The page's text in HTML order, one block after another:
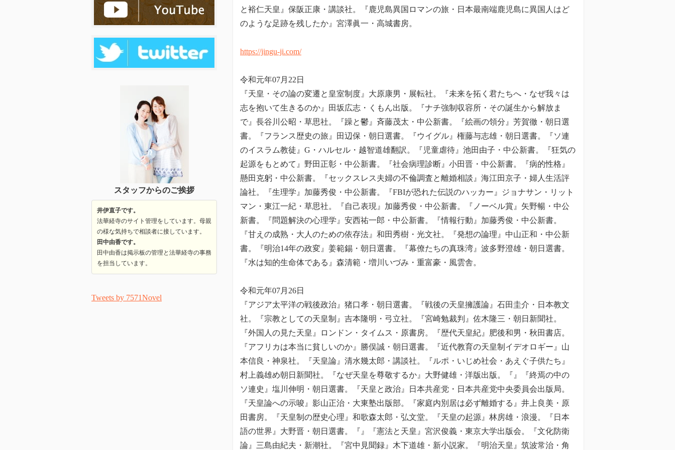
と裕仁天皇』保阪正康・講談社。『鹿児島異国ロマンの旅・日本最南端鹿児島に異国人はど
のような足跡を残したか』宮澤眞一・高城書房。
https://jingu-ji.com/
令和元年07月22日
『天皇・その論の変遷と皇室制度』大原康男・展転社。『未来を拓く君たちへ・なぜ我々は
志を抱いて生きるのか』田坂広志・くもん出版。『ナチ強制収容所・その誕生から解放ま
で』長谷川公昭・草思社。『躁と鬱』斉藤茂太・中公新書。『絵画の領分』芳賀徹・朝日選
書。『フランス歴史の旅』田辺保・朝日選書。『ウイグル』権藤与志雄・朝日選書。『ソ連
のイスラム教徒』G・ハルセル・越智道雄翻訳。『児童虐待』池田由子・中公新書。『狂気の
起源をもとめて』野田正彰・中公新書。『社会病理診断』小田晋・中公新書。『病的性格』
懸田克躬・中公新書。『セックスレス夫婦の不倫調査と離婚相談』海江田京子・婦人生活評
論社。『生理学』加藤秀俊・中公新書。『FBIが恐れた伝説のハッカー』ジョナサン・リット
マン・東江一紀・草思社。『自己表現』加藤秀俊・中公新書。『ノーベル賞』矢野暢・中公
新書。『問題解決の心理学』安西祐一郎・中公新書。『情報行動』加藤秀俊・中公新書。
『甘えの成熟・大人のための依存法』和田秀樹・光文社。『発想の論理』中山正和・中公新
書。『明治14年の政変』姜範錫・朝日選書。『幕僚たちの真珠湾』波多野澄雄・朝日選書。
『水は知的生命体である』森清範・増川いづみ・重富豪・風雲舎。
令和元年07月26日
『アジア太平洋の戦後政治』猪口孝・朝日選書。『戦後の天皇擁護論』石田圭介・日本教文
社。『宗教としての天皇制』吉本隆明・弓立社。『宮崎勉裁判』佐木隆三・朝日新聞社。
『外国人の見た天皇』ロンドン・タイムス・原書房。『歴代天皇紀』肥後和男・秋田書店。
『アフリカは本当に貧しいのか』勝俣誠・朝日選書。『近代教育の天皇制イデオロギー』山
本信良・神泉社。『天皇論』清水幾太郎・講談社。『ルポ・いじめ社会・あえぐ子供たち』
村上義雄め朝日新聞社。『なぜ天皇を尊敬するか』大野健雄・洋版出版。『』『終焉の中の
ソ連史』塩川伸明・朝日選書。『天皇と政治』日本共産党・日本共産党中央委員会出版局。
『天皇論への示唆』影山正治・大東塾出版部。『家庭内別居は必ず離婚する』井上良美・原
田書房。『天皇制の歴史心理』和歌森太郎・弘文堂。『天皇の起源』林房雄・浪漫。『日本
語の世界』大野晋・朝日選書。『』『憲法と天皇』宮沢俊義・東京大学出版会。『文化防衛
論』三島由紀夫・新潮社。『宮中見聞録』木下道雄・新小説家。『明治天皇』筑波常治・角
スタッフからのご挨拶
井伊直子です。
法華経寺のサイト管理をしています。母親
の様な気持ちで相談者に接しています。
田中由香です。
田中由香は掲示板の管理と法華経寺の事務
を担当しています。
Tweets by 7571Novel